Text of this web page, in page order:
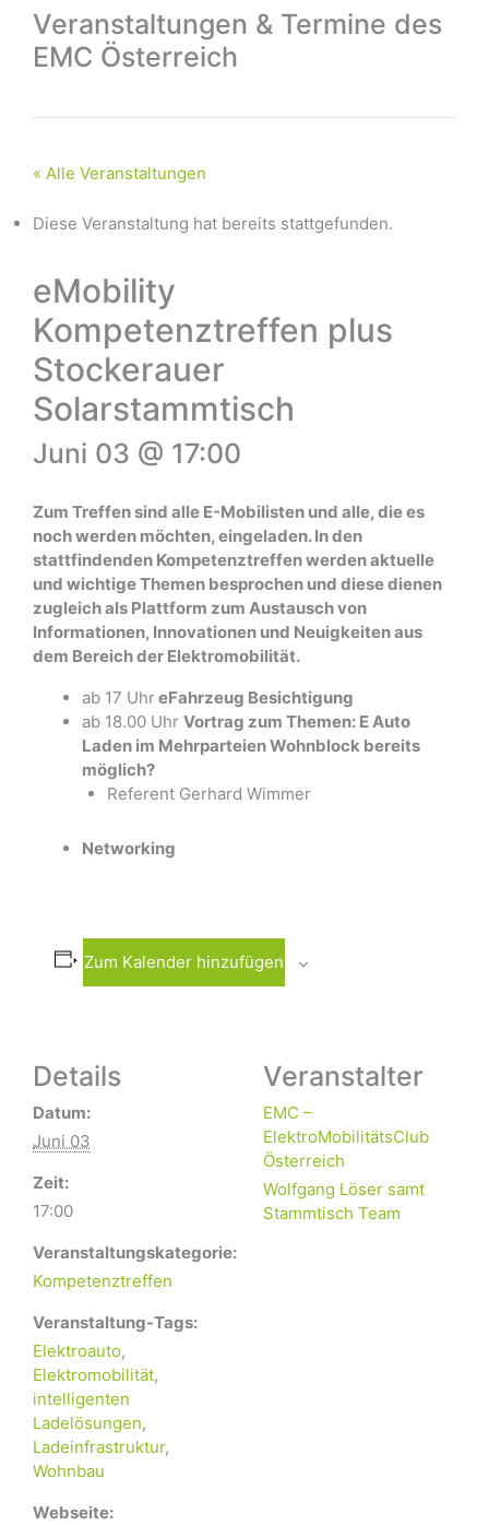
Veranstaltungen & Termine des
EMC Österreich
« Alle Veranstaltungen
Diese Veranstaltung hat bereits stattgefunden.
eMobility
Kompetenztreffen plus
Stockerauer
Solarstammtisch
Juni 03 @ 17:00
Zum Treffen sind alle E-Mobilisten und alle, die es
noch werden möchten, eingeladen. In den
stattfindenden Kompetenztreffen werden aktuelle
und wichtige Themen besprochen und diese dienen
zugleich als Plattform zum Austausch von
Informationen, Innovationen und Neuigkeiten aus
dem Bereich der Elektromobilität.
ab 17 UhreFahrzeug Besichtigung
ab 18.00 Uhr Vortrag zum Themen: E Auto
Laden im Mehrparteien Wohnblock bereits
möglich?
Referent Gerhard Wimmer
Networking
Zum Kalender hinzufügen
Details
Datum:
Juni 03
Zeit:
17:00
Veranstaltungskategorie:
Kompetenztreffen
Veranstaltung-Tags:
Elektroauto,
Elektromobilität,
intelligenten
Ladelösungen,
Ladeinfrastruktur,
Wohnbau
Webseite:
Veranstalter
EMC –
ElektroMobilitätsClub
Österreich
Wolfgang Löser samt
Stammtisch Team